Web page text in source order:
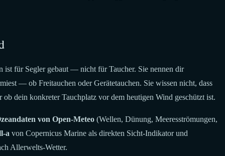
ist für Segler gebaut — nicht für Taucher. Sie nennen dir
— ob Freitauchen oder Gerätetauchen. Sie wissen nicht, dass
dein konkreter Tauchplatz vor dem heutigen Wind geschützt ist.
von Open-Meteo (Wellen, Dünung, Meeresströmungen,
a von Copernicus Marine als direkten Sicht-Indikator und
Allerwelts-Wetter.